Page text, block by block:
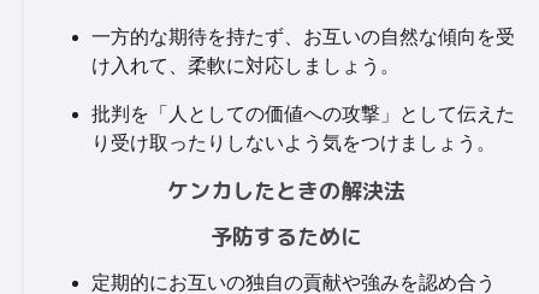
一方的な期待を持たず、お互いの自然な傾向を受
け入れて、柔軟に対応しましょう。
批判を「人としての価値への攻撃」として伝えた
り受け取ったりしないよう気をつけましょう。
ケンカしたときの解決法
予防するために
定期的にお互いの独自の貢献や強みを認め合う